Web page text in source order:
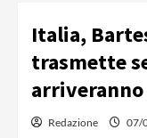
Italia,
trasmette
arriveranno
Redazione 07/